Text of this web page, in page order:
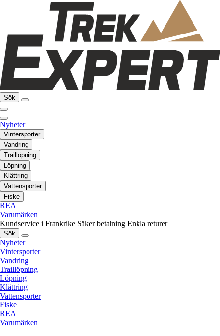
Sök
Nyheter
Vintersporter
Vandring
Traillöpning
Löpning
Klättring
Vattensporter
Fiske
REA
Varumärken
Kundservice i Frankrike Säker betalning Enkla returer
Sök
Nyheter
Vintersporter
Vandring
Traillöpning
Löpning
Klättring
Vattensporter
Fiske
REA
Varumärken